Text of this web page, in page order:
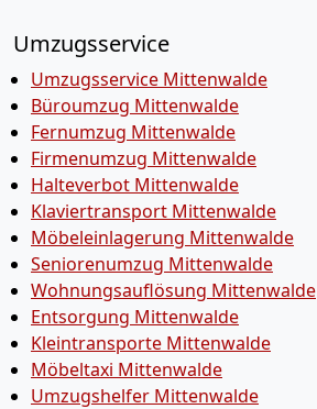
Umzugsservice
Umzugsservice Mittenwalde
Büroumzug Mittenwalde
Fernumzug Mittenwalde
Firmenumzug Mittenwalde
Halteverbot Mittenwalde
Klaviertransport Mittenwalde
Möbeleinlagerung Mittenwalde
Seniorenumzug Mittenwalde
Wohnungsauflösung Mittenwalde
Entsorgung Mittenwalde
Kleintransporte Mittenwalde
Möbeltaxi Mittenwalde
Umzugshelfer Mittenwalde